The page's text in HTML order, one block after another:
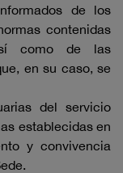
de los
contenidas
como de las
en su caso, se
del servicio
establecidas en
y convivencia